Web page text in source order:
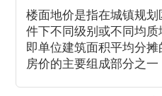
楼面地价是指在城镇规
件下不同级别或不同均质
即单位建筑面积平均分
房价的主要组成部分之